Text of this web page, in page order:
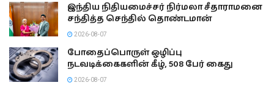
இந்திய நிதியமைச்சர் நிர்மலா சீதாராமனை
சந்தித்த செந்தில் தொண்டமான்
2026-08-07
போதைப்பொருள் ஒழிப்பு
நடவடிக்கைகளின் கீழ், 508 பேர் கைது
2026-08-07